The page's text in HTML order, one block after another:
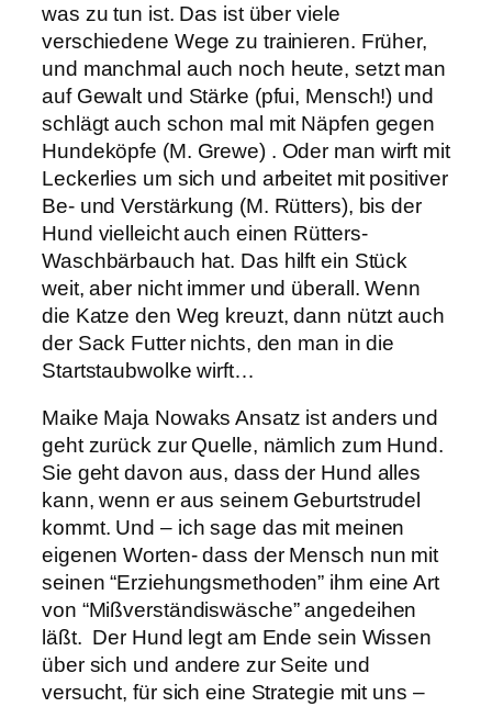
was zu tun ist. Das ist über viele
verschiedene Wege zu trainieren. Früher,
und manchmal auch noch heute, setzt man
auf Gewalt und Stärke (pfui, Mensch!) und
schlägt auch schon mal mit Näpfen gegen
Hundeköpfe (M. Grewe) . Oder man wirft mit
Leckerlies um sich und arbeitet mit positiver
Be- und Verstärkung (M. Rütters), bis der
Hund vielleicht auch einen Rütters-
Waschbärbauch hat. Das hilft ein Stück
weit, aber nicht immer und überall. Wenn
die Katze den Weg kreuzt, dann nützt auch
der Sack Futter nichts, den man in die
Startstaubwolke wirft…
Maike Maja Nowaks Ansatz ist anders und
geht zurück zur Quelle, nämlich zum Hund.
Sie geht davon aus, dass der Hund alles
kann, wenn er aus seinem Geburtstrudel
kommt. Und – ich sage das mit meinen
eigenen Worten- dass der Mensch nun mit
seinen “Erziehungsmethoden” ihm eine Art
von “Mißverständiswäsche” angedeihen
läßt. Der Hund legt am Ende sein Wissen
über sich und andere zur Seite und
versucht, für sich eine Strategie mit uns –